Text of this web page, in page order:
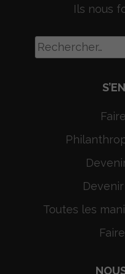
Ils nous
Rechercher :
Toutes les